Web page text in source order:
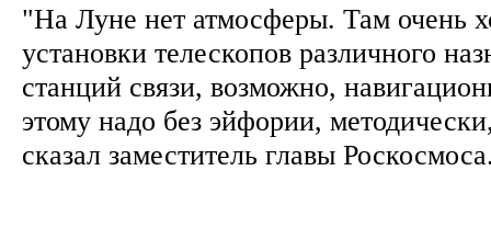
"На Луне нет атмосферы. Там очень
установки телескопов различного
станций связи, возможно,
этому надо без эйфории,
сказал заместитель главы